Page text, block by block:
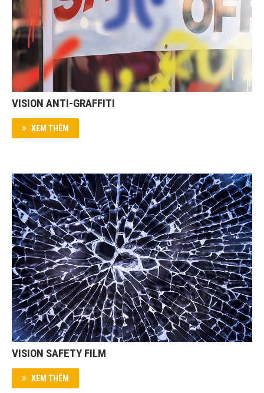
VISION ANTI-GRAFFITI
XEM THÊM
VISION SAFETY FILM
XEM THÊM